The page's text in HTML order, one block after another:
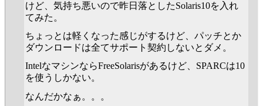
けど、気持ち悪いので昨日落としたSolaris10を入れ
てみた。
ちょっとは軽くなった感じがするけど、パッチとか
ダウンロードは全てサポート契約しないとダメ。
IntelなマシンならFreeSolarisがあるけど、SPARCは10
を使うしかない。
なんだかなぁ。。。